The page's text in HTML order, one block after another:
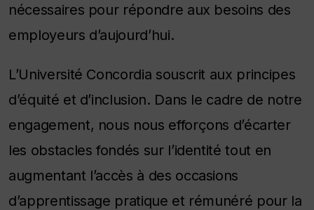
nécessaires pour répondre aux besoins des
employeurs d’aujourd’hui.
L’Université Concordia souscrit aux principes
d’équité et d’inclusion. Dans le cadre de notre
engagement, nous nous efforçons d’écarter
les obstacles fondés sur l’identité tout en
augmentant l’accès à des occasions
d’apprentissage pratique et rémunéré pour la